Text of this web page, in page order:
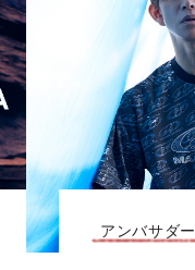
アンバサダー